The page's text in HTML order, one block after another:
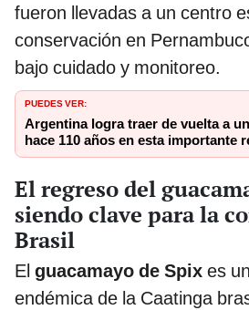
fueron llevadas a un centro
conservación en
bajo cuidado y monitoreo.
PUEDES VER:
Argentina logra traer de vuelta a
hace 110 años en esta importante
El regreso del
siendo clave para la
Brasil
El guacamayo de Spix es
endémica de la Caatinga